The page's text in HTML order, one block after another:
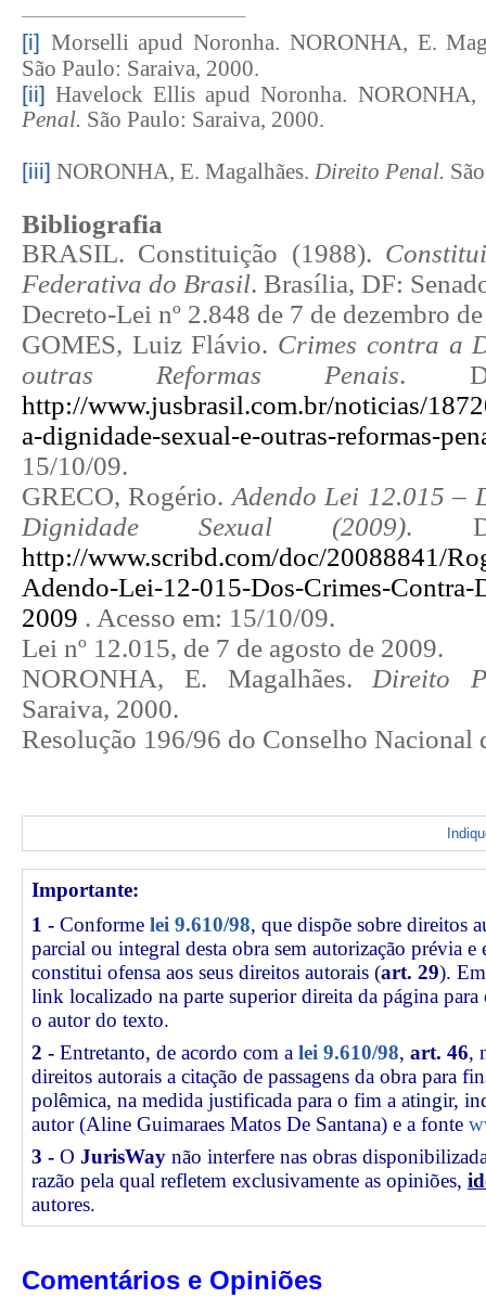
[i] Morselli apud Noronha. NORONHA, E.
São Paulo: Saraiva, 2000.
[ii] Havelock Ellis apud Noronha.
Penal. São Paulo: Saraiva, 2000.
[iii] NORONHA, E. Magalhães. Direito Penal.
Bibliografia
BRASIL. Constituição (1988).
Federativa do Brasil. Brasília, DF:
Decreto-Lei nº 2.848 de 7 de dezembro
GOMES, Luiz Flávio. Crimes contra a
outras Reformas Penais.
http://www.jusbrasil.com.br/noticias/
a-dignidade-sexual-e-outras-reformas-
15/10/09.
GRECO, Rogério. Adendo Lei 12.015 –
Dignidade Sexual (2009).
http://www.scribd.com/doc/20088841/
Adendo-Lei-12-015-Dos-Crimes-Contra-
2009 . Acesso em: 15/10/09.
Lei nº 12.015, de 7 de agosto de 2009.
NORONHA, E. Magalhães. Direito
Saraiva, 2000.
Resolução 196/96 do Conselho Nacional
Importante:
1 - Conforme lei 9.610/98, que dispõe sobre direitos
parcial ou integral desta obra sem autorização prévia e
constitui ofensa aos seus direitos autorais (art. 29).
link localizado na parte superior direita da página
o autor do texto.
2 - Entretanto, de acordo com a lei 9.610/98, art. 46,
direitos autorais a citação de passagens da obra para
polêmica, na medida justificada para o fim a atingir,
autor (Aline Guimaraes Matos De Santana) e a fonte
3 - O JurisWay não interfere nas obras
razão pela qual refletem exclusivamente as opiniões,
autores.
Comentários e Opiniões